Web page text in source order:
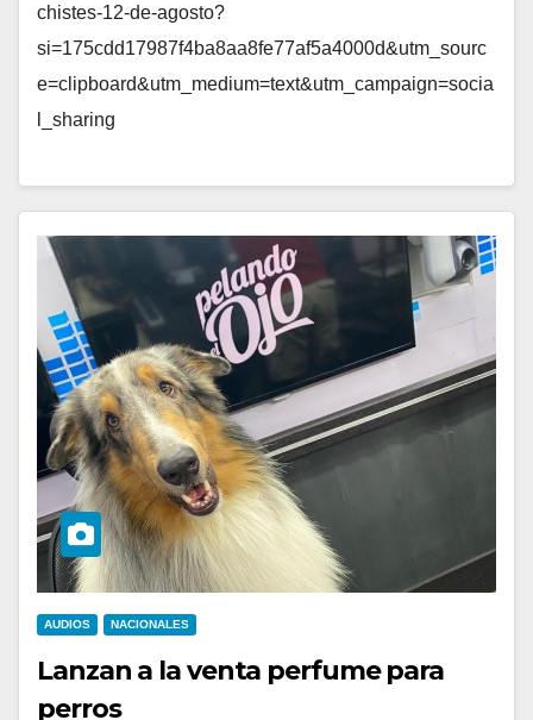
chistes-12-de-agosto?
si=175cdd17987f4ba8aa8fe77af5a4000d&utm_sourc
e=clipboard&utm_medium=text&utm_campaign=socia
l_sharing
AUDIOS NACIONALES
Lanzan a la venta perfume para
perros